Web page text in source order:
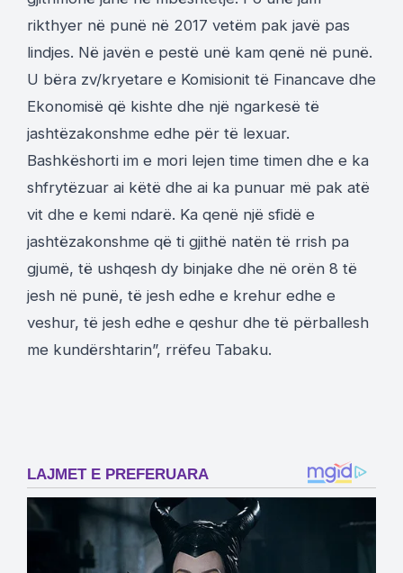
rikthyer në punë në 2017 vetëm pak javë pas
lindjes. Në javën e pestë unë kam qenë në punë.
U bëra zv/kryetare e Komisionit të Financave dhe
Ekonomisë që kishte dhe një ngarkesë të
jashtëzakonshme edhe për të lexuar.
Bashkëshorti im e mori lejen time timen dhe e ka
shfrytëzuar ai këtë dhe ai ka punuar më pak atë
vit dhe e kemi ndarë. Ka qenë një sfidë e
jashtëzakonshme që ti gjithë natën të rrish pa
gjumë, të ushqesh dy binjake dhe në orën 8 të
jesh në punë, të jesh edhe e krehur edhe e
veshur, të jesh edhe e qeshur dhe të përballesh
me kundërshtarin”, rrëfeu Tabaku.